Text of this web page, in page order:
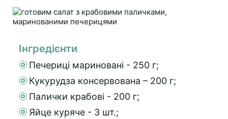
Інгредієнти
Печериці мариновані - 250 г;
Кукурудза консервована – 200 г;
Палички крабові - 200 г;
Яйце куряче - 3 шт.;